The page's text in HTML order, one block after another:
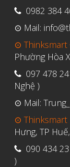
0982 384
⊙ Mail:
⊙ Thinksmart
Phường Hòa
097 478
Nghệ )
⊙ Mail:
⊙ Thinksmart
Hưng, TP
090 434
)